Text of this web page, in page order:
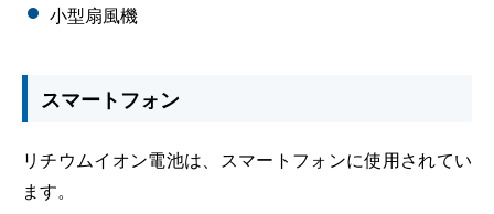
小型扇風機
スマートフォン
リチウムイオン電池は、スマートフォンに使用されてい
ます。